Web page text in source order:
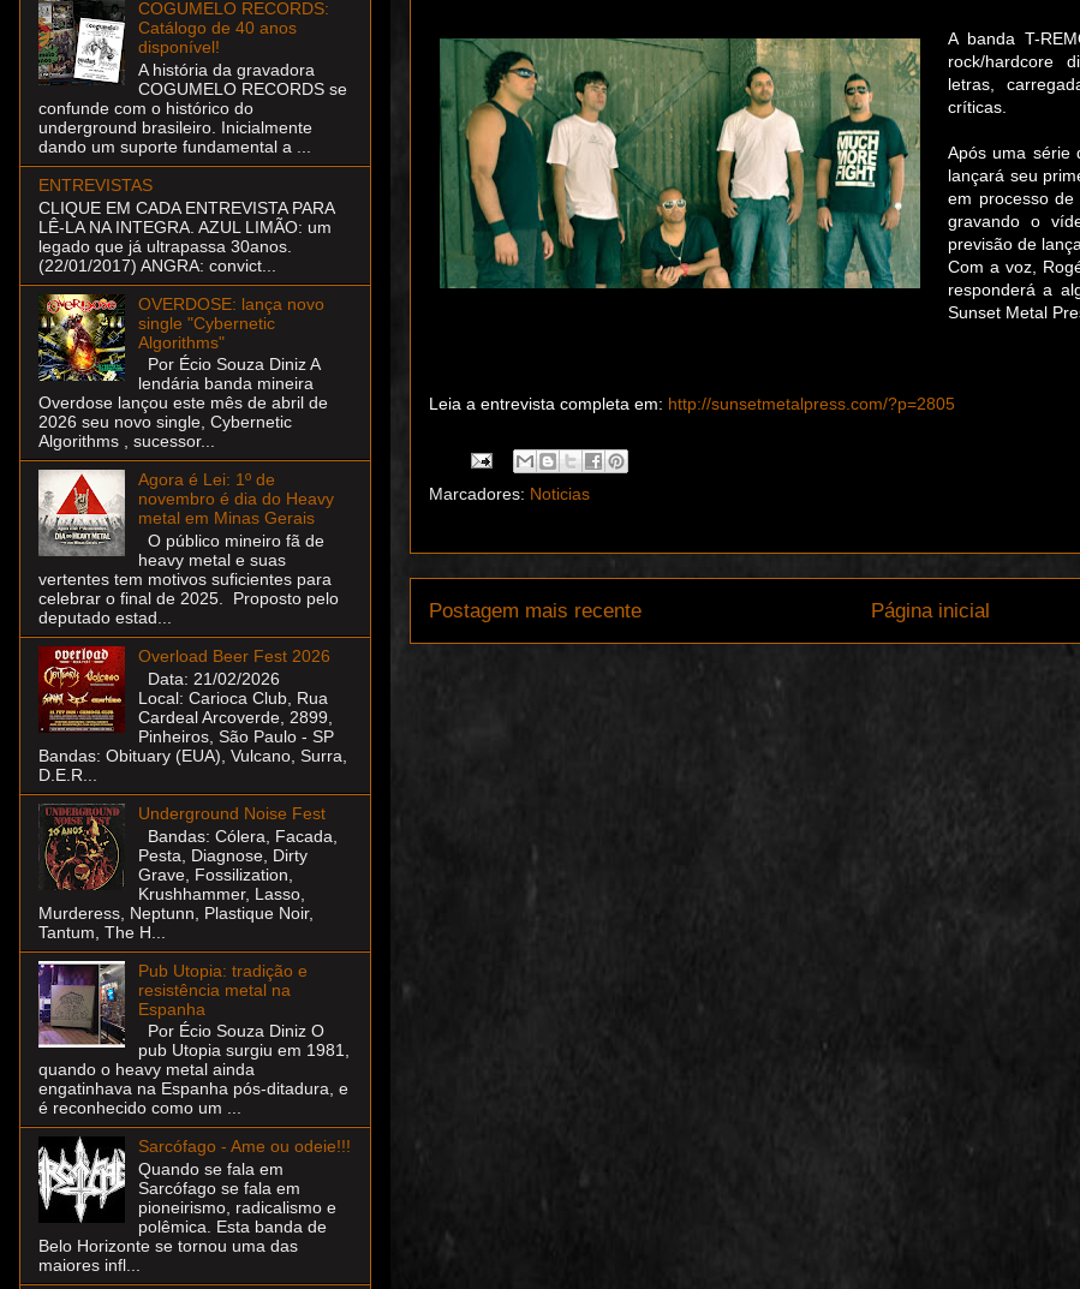
A banda T-
rock/hardcore
letras,
críticas.
Após uma série
lançará seu
em processo
gravando o
previsão de
Com a voz,
responderá a
Sunset Metal
Leia a entrevista completa em: http://sunsetmetalpress.com/?p=2805
Marcadores: Noticias
Postagem mais recente Página inicial
COGUMELO RECORDS:
Catálogo de 40 anos
disponível!
A história da gravadora
COGUMELO RECORDS se
confunde com o histórico do
underground brasileiro. Inicialmente
dando um suporte fundamental a ...
ENTREVISTAS
CLIQUE EM CADA ENTREVISTA PARA
LÊ-LA NA INTEGRA. AZUL LIMÃO: um
legado que já ultrapassa 30anos.
(22/01/2017) ANGRA: convict...
OVERDOSE: lança novo
single "Cybernetic
Algorithms"
Por Écio Souza Diniz A
lendária banda mineira
Overdose lançou este mês de abril de
2026 seu novo single, Cybernetic
Algorithms , sucessor...
Agora é Lei: 1º de
novembro é dia do Heavy
metal em Minas Gerais
O público mineiro fã de
heavy metal e suas
vertentes tem motivos suficientes para
celebrar o final de 2025. Proposto pelo
deputado estad...
Overload Beer Fest 2026
Data: 21/02/2026
Local: Carioca Club, Rua
Cardeal Arcoverde, 2899,
Pinheiros, São Paulo - SP
Bandas: Obituary (EUA), Vulcano, Surra,
D.E.R...
Underground Noise Fest
Bandas: Cólera, Facada,
Pesta, Diagnose, Dirty
Grave, Fossilization,
Krushhammer, Lasso,
Murderess, Neptunn, Plastique Noir,
Tantum, The H...
Pub Utopia: tradição e
resistência metal na
Espanha
Por Écio Souza Diniz O
pub Utopia surgiu em 1981,
quando o heavy metal ainda
engatinhava na Espanha pós-ditadura, e
é reconhecido como um ...
Sarcófago - Ame ou odeie!!!
Quando se fala em
Sarcófago se fala em
pioneirismo, radicalismo e
polêmica. Esta banda de
Belo Horizonte se tornou uma das
maiores infl...